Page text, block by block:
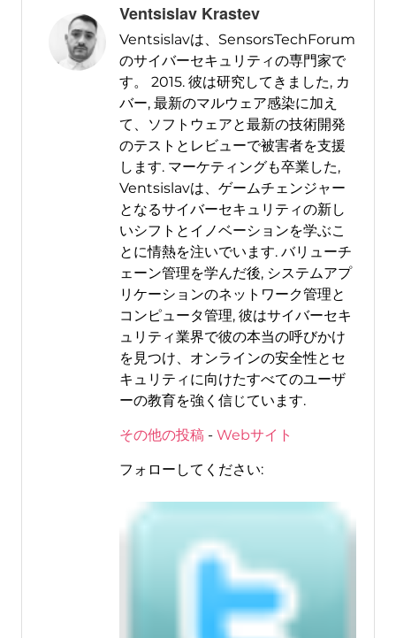
Ventsislav Krastev
Ventsislavは、SensorsTechForum
のサイバーセキュリティの専門家で
す。 2015. 彼は研究してきました, カ
バー, 最新のマルウェア感染に加え
て、ソフトウェアと最新の技術開発
のテストとレビューで被害者を支援
します. マーケティングも卒業した,
Ventsislavは、ゲームチェンジャー
となるサイバーセキュリティの新し
いシフトとイノベーションを学ぶこ
とに情熱を注いでいます. バリューチ
ェーン管理を学んだ後, システムアプ
リケーションのネットワーク管理と
コンピュータ管理, 彼はサイバーセキ
ュリティ業界で彼の本当の呼びかけ
を見つけ、オンラインの安全性とセ
キュリティに向けたすべてのユーザ
ーの教育を強く信じています.
その他の投稿- Webサイト
フォローしてください: